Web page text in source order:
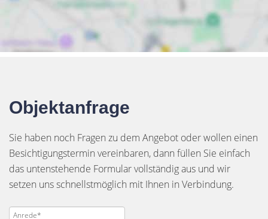
Objektanfrage
Sie haben noch Fragen zu dem Angebot oder wollen einen
Besichtigungstermin vereinbaren, dann füllen Sie einfach
das untenstehende Formular vollständig aus und wir
setzen uns schnellstmöglich mit Ihnen in Verbindung.